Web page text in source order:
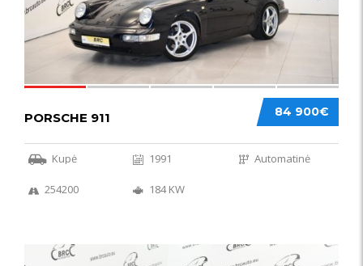
84 900€
PORSCHE 911
Kupė 1991 Automatinė
254200 184 KW
56